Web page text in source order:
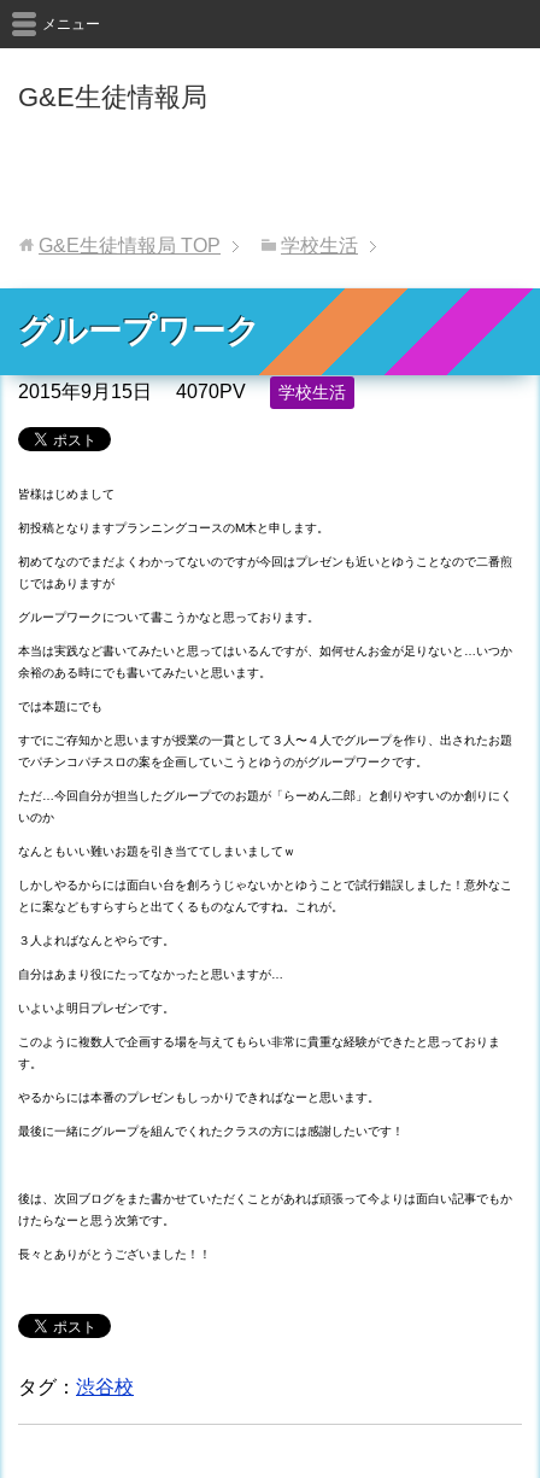
G&E生徒情報局
メニュー
G&E生徒情報局 TOP 学校生活
グループワーク
2015年9月15日 4070PV 学校生活
皆様はじめまして
初投稿となりますプランニングコースのM木と申します。
初めてなのでまだよくわかってないのですが今回はプレゼンも近いとゆうことなので二番煎
じではありますが
グループワークについて書こうかなと思っております。
本当は実践など書いてみたいと思ってはいるんですが、如何せんお金が足りないと…いつか
余裕のある時にでも書いてみたいと思います。
では本題にでも
すでにご存知かと思いますが授業の一貫として３人〜４人でグループを作り、出されたお題
でパチンコパチスロの案を企画していこうとゆうのがグループワークです。
ただ…今回自分が担当したグループでのお題が「らーめん二郎」と創りやすいのか創りにく
いのか
なんともいい難いお題を引き当ててしまいましてｗ
しかしやるからには面白い台を創ろうじゃないかとゆうことで試行錯誤しました！意外なこ
とに案などもすらすらと出てくるものなんですね。これが。
３人よればなんとやらです。
自分はあまり役にたってなかったと思いますが…
いよいよ明日プレゼンです。
このように複数人で企画する場を与えてもらい非常に貴重な経験ができたと思っておりま
す。
やるからには本番のプレゼンもしっかりできればなーと思います。
最後に一緒にグループを組んでくれたクラスの方には感謝したいです！
後は、次回ブログをまた書かせていただくことがあれば頑張って今よりは面白い記事でもか
けたらなーと思う次第です。
長々とありがとうございました！！
タグ： 渋谷校